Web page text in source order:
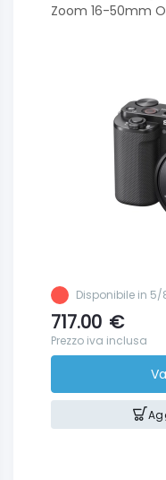
Zoom 16-50mm
Disponibile in
717.00 €
Prezzo iva inclusa